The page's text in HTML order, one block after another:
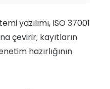
yazılımı, ISO 37001
çevirir; kayıtların
hazırlığının